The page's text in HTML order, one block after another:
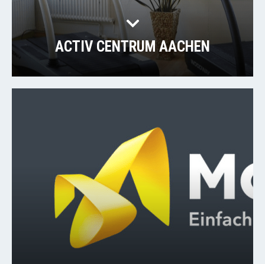
ACTIV CENTRUM AACHEN